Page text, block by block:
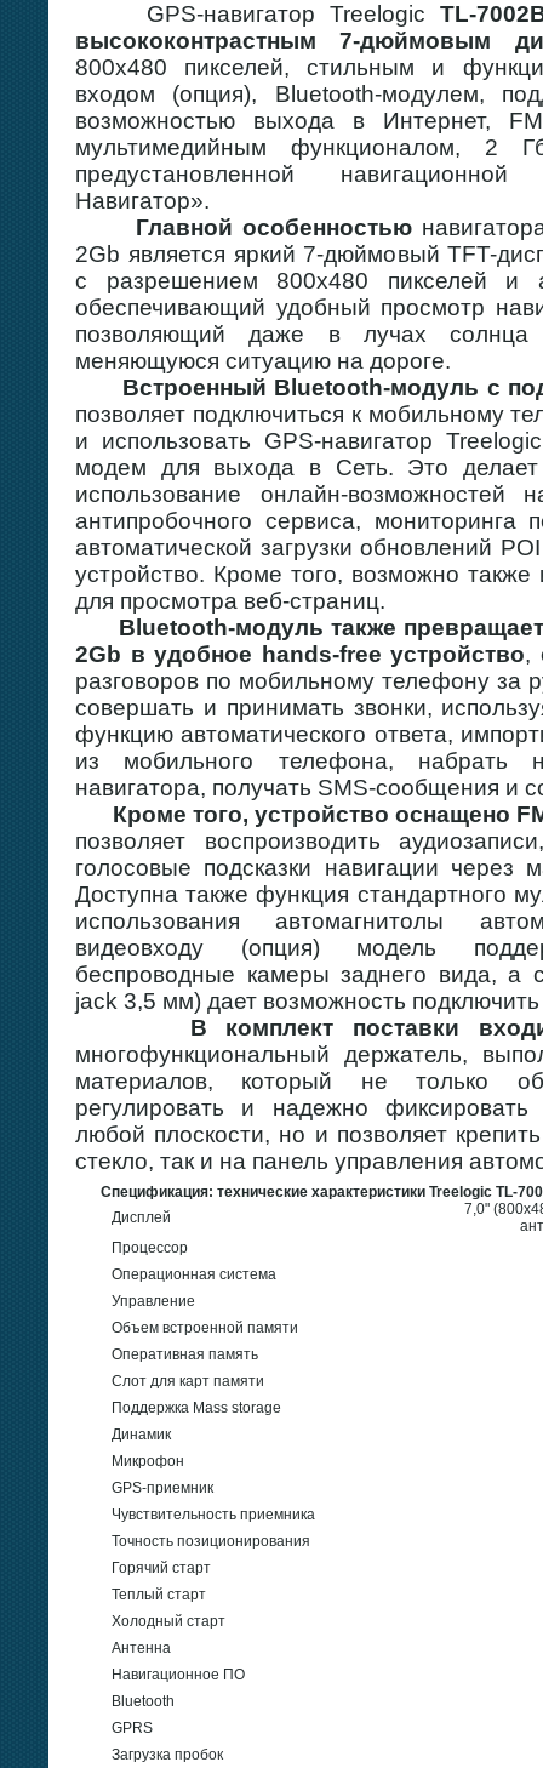
GPS-навигатор Treelogic TL-
высококонтрастным 7-дюймовым
800х480 пикселей, стильным и
входом (опция), Bluetooth-модулем,
возможностью выхода в Интернет,
мультимедийным функционалом, 2
предустановленной
Навигатор».
Главной особенностью
2Gb является яркий 7-дюймовый TFT-
с разрешением 800х480 пикселей и
обеспечивающий удобный просмотр
позволяющий даже в лучах солнца
меняющуюся ситуацию на дороге.
Встроенный Bluetooth-модуль с
позволяет подключиться к мобильному
и использовать GPS-навигатор
модем для выхода в Сеть. Это
использование онлайн-возможностей
антипробочного сервиса, мониторинга
автоматической загрузки обновлений
устройство. Кроме того, возможно также
для просмотра веб-страниц.
Bluetooth-модуль также
2Gb в удобное hands-free устройство,
разговоров по мобильному телефону за
совершать и принимать звонки,
функцию автоматического ответа,
из мобильного телефона,
навигатора, получать SMS-сообщения и
Кроме того, устройство оснащено
позволяет воспроизводить
голосовые подсказки навигации через
Доступна также функция стандартного
использования автомагнитолы
видеовходу (опция) модель
беспроводные камеры заднего вида, а
jack 3,5 мм) дает возможность
В комплект поставки
многофункциональный держатель,
материалов, который не только
регулировать и надежно
любой плоскости, но и позволяет
стекло, так и на панель управления
Спецификация: технические характеристики Treelogic TL-
Дисплей
7,0"
Процессор
Операционная система
Управление
Объем встроенной памяти
Оперативная память
Слот для карт памяти
Поддержка Mass storage
Динамик
Микрофон
GPS-приемник
Чувствительность приемника
Точность позиционирования
Горячий старт
Теплый старт
Холодный старт
Антенна
Навигационное ПО
Bluetooth
GPRS
Загрузка пробок